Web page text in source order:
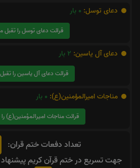
دعای توسل: 0 بار
قرائت دعای توسل را تقبل میکنم
دعای آل یاسین: 2 بار
قرائت دعای آل یاسین را تقبل میکنم
مناجات اميرالمؤمنين(ع): 0 بار
قرائت مناجات اميرالمؤمنين(ع) را تقبل میکنم
تعداد دفعات ختم قران:
جهت تسریع در ختم قرآن کریم